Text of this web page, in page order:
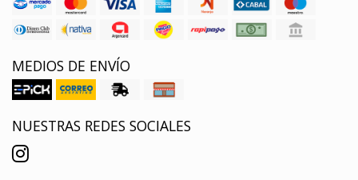
MEDIOS DE ENVÍO
NUESTRAS REDES SOCIALES